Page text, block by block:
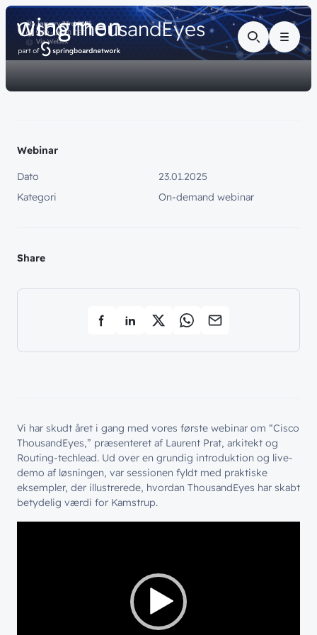
Menu
Cisco ThousandEyes
Webinar
Dato
23.01.2025
Kategori
On-demand webinar
Share
Vi har skudt året i gang med vores første webinar om “Cisco
ThousandEyes,” præsenteret af Laurent Prat, arkitekt og
Routing-techlead. Ud over en grundig introduktion og live-
demo af løsningen, var sessionen fyldt med praktiske
eksempler, der illustrerede, hvordan ThousandEyes har skabt
betydelig værdi for Kamstrup.